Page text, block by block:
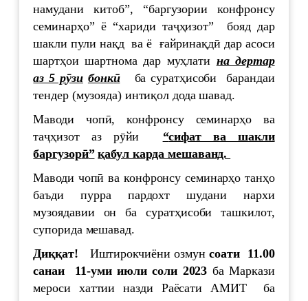
намудани китоб”, “баргузории конфронсу
семинарҳо” ё “хариди таҷҳизот” бояд дар
шакли пули нақд ва ё ғайринақдӣ дар асоси
шартҳои шартнома дар муҳлати на дертар
аз 5 рӯзи бонкӣба суратҳисоби барандаи
тендер (музояда) интиқол дода шавад.
Маводи чопӣ, конфронсу семинарҳо ва
таҷҳизот аз рӯйи “сифат ва шакли
баргузорӣ” қабул карда мешаванд.
Маводи чопӣ ва конфронсу семинарҳо танҳо
баъди пурра пардохт шудани нархи
музоядавии он ба суратҳисоби ташкилот,
супорида мешавад.
Диққат! Иштирокчиёни озмунсоати 11.00
санаи 11-умииюлисоли 2023 ба Маркази
мероси хаттии назди Раёсати АМИТ ба